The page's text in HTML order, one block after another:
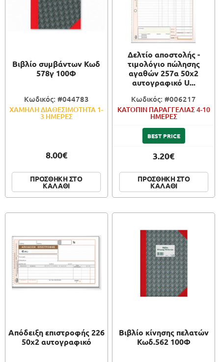
Βιβλίο συμβάντων Κωδ
578γ 100Φ
Κωδικός: #044783
ΧΑΜΗΛΗ ΔΙΑΘΕΣΙΜΟΤΗΤΑ 1-
3 ΗΜΕΡΕΣ
8.00€
ΠΡΟΣΘΗΚΗ ΣΤΟ
ΚΑΛΑΘΙ
Δελτίο αποστολής -
τιμολόγιο πώλησης
αγαθών 257α 50x2
αυτογραφικό U...
Κωδικός: #006217
ΚΑΤΟΠΙΝ ΠΑΡΑΓΓΕΛΙΑΣ 4-10
ΗΜΕΡΕΣ
BEST PRICE
3.20€
ΠΡΟΣΘΗΚΗ ΣΤΟ
ΚΑΛΑΘΙ
Απόδειξη επιστροφής 226
50x2 αυτογραφικό
Βιβλίο κίνησης πελατών
Κωδ.562 100Φ